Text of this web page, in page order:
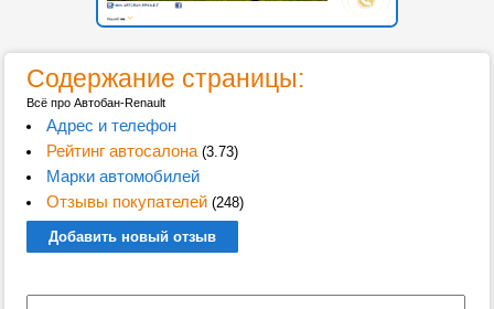
Содержание страницы:
Всё про Автобан-Renault
Адрес и телефон
Рейтинг автосалона(3.73)
Марки автомобилей
Отзывы покупателей(248)
Добавить новый отзыв